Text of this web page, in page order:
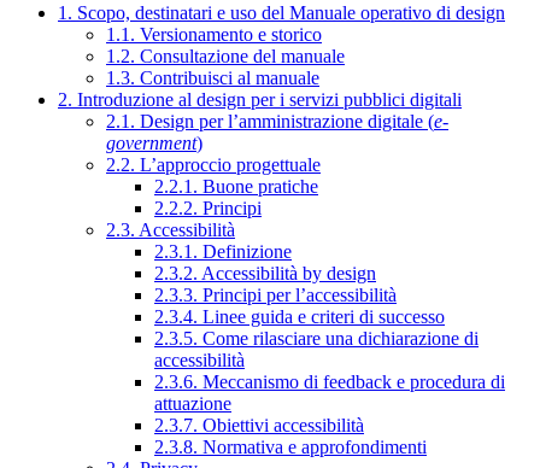
1. Scopo, destinatari e uso del Manuale operativo di design
1.1. Versionamento e storico
1.2. Consultazione del manuale
1.3. Contribuisci al manuale
2. Introduzione al design per i servizi pubblici digitali
2.1. Design per l’amministrazione digitale (e-
government)
2.2. L’approccio progettuale
2.2.1. Buone pratiche
2.2.2. Principi
2.3. Accessibilità
2.3.1. Definizione
2.3.2. Accessibilità by design
2.3.3. Principi per l’accessibilità
2.3.4. Linee guida e criteri di successo
2.3.5. Come rilasciare una dichiarazione di
accessibilità
2.3.6. Meccanismo di feedback e procedura di
attuazione
2.3.7. Obiettivi accessibilità
2.3.8. Normativa e approfondimenti